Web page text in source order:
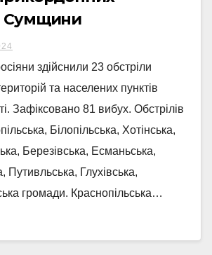
Сумщини
здійснили 23 обстріли
та населених пунктів
Зафіксовано 81 вибух. Обстрілів
Білопільська, Хотінська,
Березівська, Есманьська,
Путивльська, Глухівська,
громади. Краснопільська…